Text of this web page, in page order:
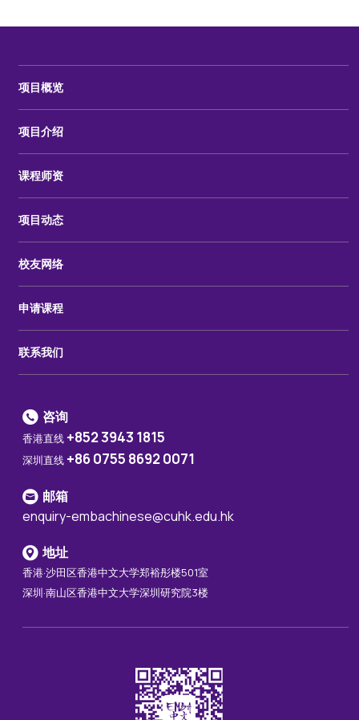
项目概览
项目介绍
课程师资
项目动态
校友网络
申请课程
联系我们
咨询
香港直线 +852 3943 1815
深圳直线 +86 0755 8692 0071
邮箱
enquiry-embachinese@cuhk.edu.hk
地址
香港·沙田区香港中文大学郑裕彤楼501室
深圳·南山区香港中文大学深圳研究院3楼